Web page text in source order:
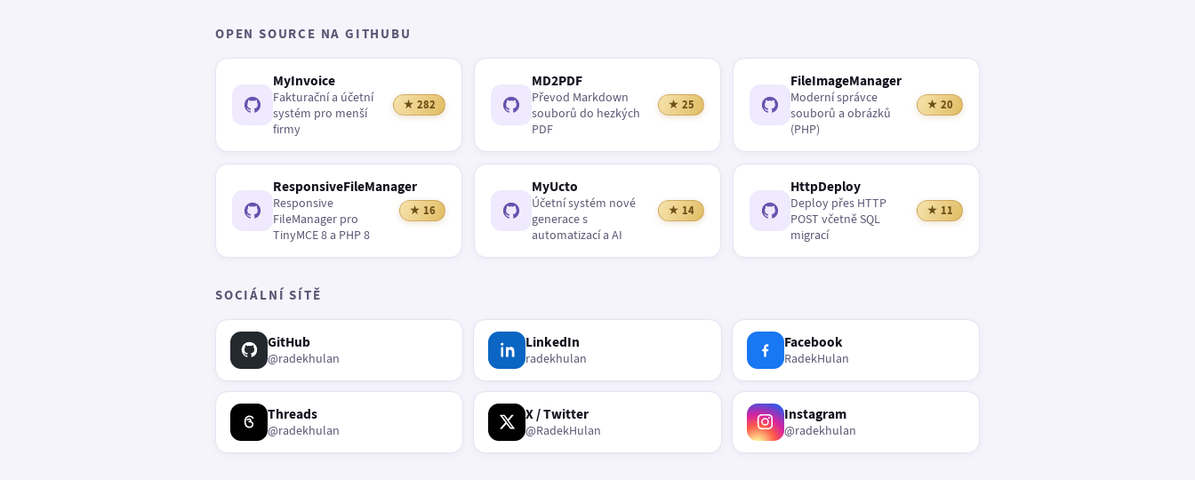
OPEN SOURCE NA GITHUBU
MyInvoice
Fakturační a účetní
systém pro menší
firmy
★ 282
MD2PDF
Převod Markdown
souborů do hezkých
PDF
★ 25
FileImageManager
Moderní správce
souborů a obrázků
(PHP)
★ 20
ResponsiveFileManager
Responsive
FileManager pro
TinyMCE 8 a PHP 8
★ 16
MyUcto
Účetní systém nové
generace s
automatizací a AI
★ 14
HttpDeploy
Deploy přes HTTP
POST včetně SQL
migrací
★ 11
SOCIÁLNÍ SÍTĚ
GitHub
@radekhulan
LinkedIn
radekhulan
Facebook
RadekHulan
Threads
@radekhulan
X / Twitter
@RadekHulan
Instagram
@radekhulan